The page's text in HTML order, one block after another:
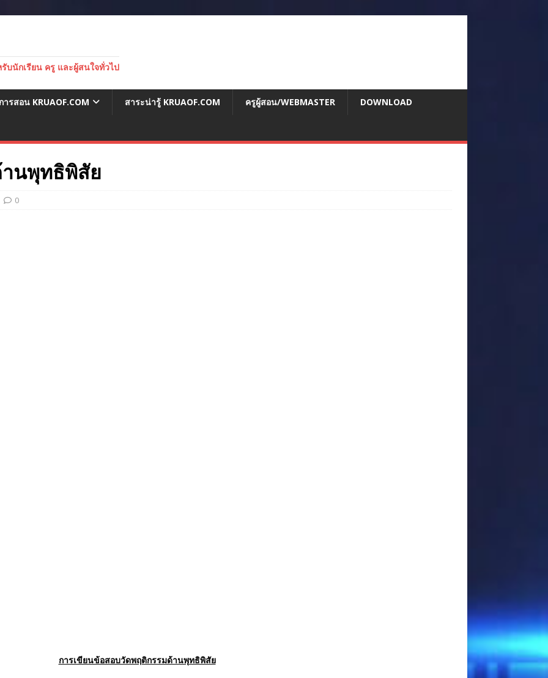
บนักเรียน ครู และผู้สนใจทั่วไป
ารสอน KRUAOF.COM สาระน่ารู้ KRUAOF.COM ครูผู้สอน/WEBMASTER DOWNLOAD
นพุทธิพิสัย
0
การเขียนข้อสอบวัดพฤติกรรมด้านพุทธิพิสัย